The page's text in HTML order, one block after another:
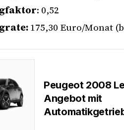
: 0,52
175,30 Euro/Monat
Peugeot 2008
Angebot mit